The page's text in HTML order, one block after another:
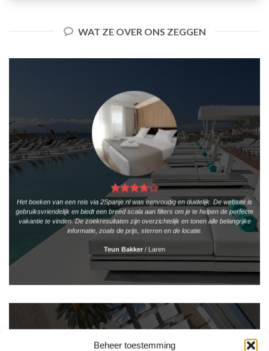
Beheer toestemming
WAT ZE OVER ONS ZEGGEN
Het boeken van een reis via 2Spanje.nl was eenvoudig en duidelijk. De website is
gebruiksvriendelijk en biedt een breed scala aan filters om je te helpen de perfecte
vakantie te vinden. De zoekresultaten zijn overzichtelijk en tonen alle belangrijke
informatie, zoals de prijs, sterren en de locatie.
Teun Bakker / Laren